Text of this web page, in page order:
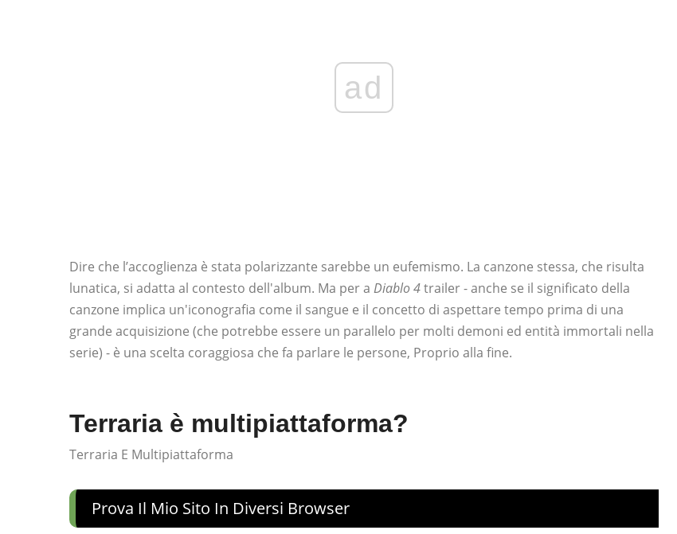
ad
Dire che l’accoglienza è stata polarizzante sarebbe un eufemismo. La canzone stessa, che risulta
lunatica, si adatta al contesto dell'album. Ma per a Diablo 4trailer - anche se il significato della
canzone implica un'iconografia come il sangue e il concetto di aspettare tempo prima di una
grande acquisizione (che potrebbe essere un parallelo per molti demoni ed entità immortali nella
serie) - è una scelta coraggiosa che fa parlare le persone, Proprio alla fine.
Terraria è multipiattaforma?
Terraria E Multipiattaforma
Prova Il Mio Sito In Diversi Browser